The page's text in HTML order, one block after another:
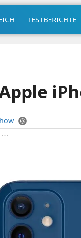
TESTBERICHTE
⋯